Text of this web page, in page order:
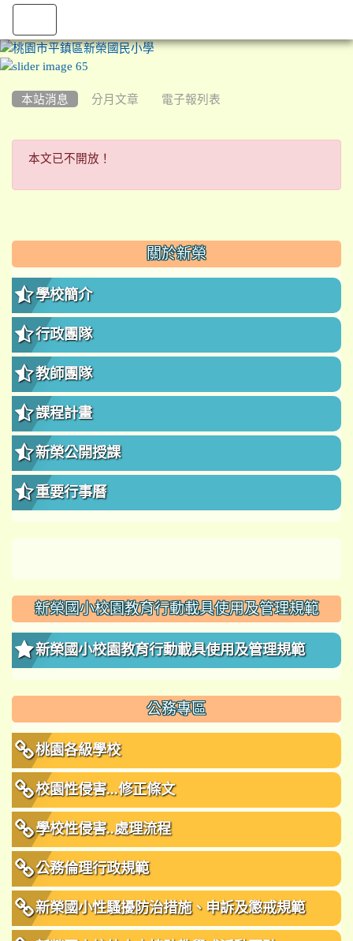
本站消息 分月文章 電子報列表
本文已不開放！
本文已不開放！
::: 關於新榮
學校簡介
行政團隊
教師團隊
課程計畫
新榮公開授課
重要行事曆
新榮國小校園教育行動載具使用及管理規範
新榮國小校園教育行動載具使用及管理規範
公務專區
桃園各級學校
校園性侵害...修正條文
學校性侵害..處理流程
公務倫理行政規範
新榮國小性騷擾防治措施、申訴及懲戒規範